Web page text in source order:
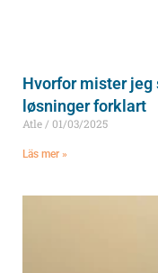
Hvorfor mister jeg
løsninger forklart
Atle 01/03/2025
Läs mer »